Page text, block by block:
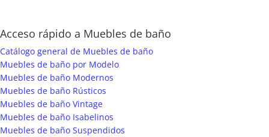
Acceso rápido a Muebles de baño
Catálogo general de Muebles de baño
Muebles de baño por Modelo
Muebles de baño Modernos
Muebles de baño Rústicos
Muebles de baño Vintage
Muebles de baño Isabelinos
Muebles de baño Suspendidos